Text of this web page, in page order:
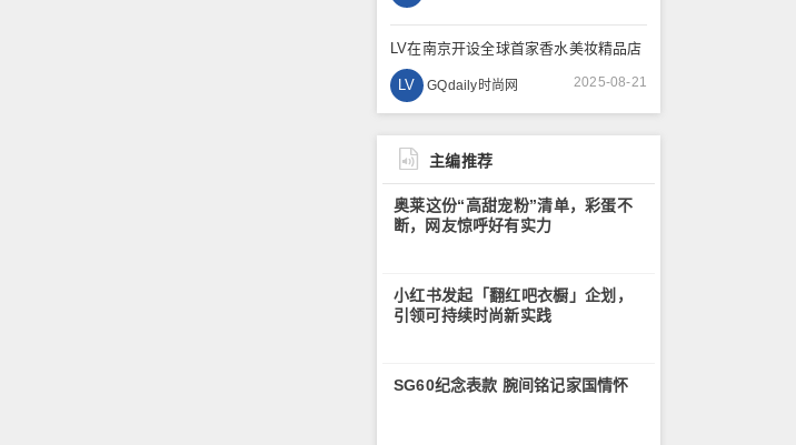
LV在南京开设全球首家香水美妆精品店
LV GQdaily时尚网 2025-08-21
主编推荐
奥莱这份“高甜宠粉”清单，彩蛋不
断，网友惊呼好有实力
小红书发起「翻红吧衣橱」企划，
引领可持续时尚新实践
SG60纪念表款 腕间铭记家国情怀